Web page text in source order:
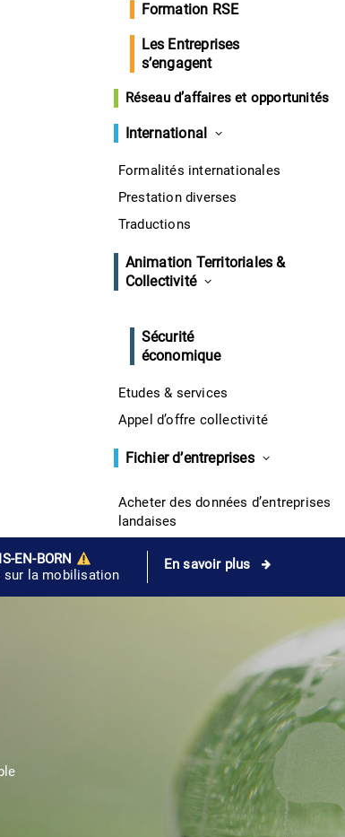
Formation RSE
Les Entreprises
s’engagent
Réseau d’affaires et opportunités
International
Formalités internationales
Prestation diverses
Traductions
Animation Territoriales &
Collectivité
Sécurité
économique
Etudes & services
Appel d’offre collectivité
Fichier d’entreprises
Acheter des données d’entreprises
landaises
EN-BORN
sur la mobilisation
En savoir plus